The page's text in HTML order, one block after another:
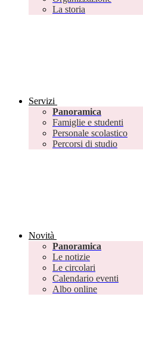
La storia
Servizi
Panoramica
Famiglie e studenti
Personale scolastico
Percorsi di studio
Novità
Panoramica
Le notizie
Le circolari
Calendario eventi
Albo online